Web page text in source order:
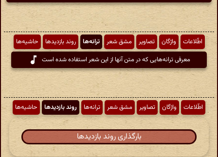
اطّلاعات واژگان تصاویر مشق شعر ترانه‌ها روند بازدیدها
حاشیه‌ها
معرفی ترانه‌هایی که در متن آنها از این شعر استفاده شده است
اطّلاعات واژگان تصاویر مشق شعر ترانه‌ها روند بازدیدها حاشیه‌ها
بارگذاری روند بازدیدها